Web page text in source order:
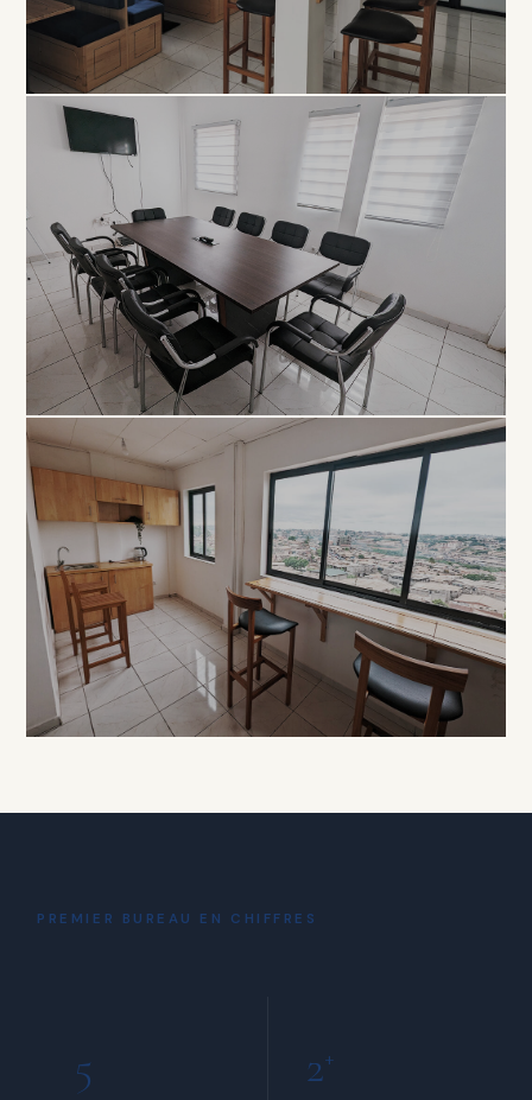
COLLABORATIF
Open
Space
À PARTIR DE 5 000 FCFA / JOUR
PROFESSIONNEL
Salle de
Réunion
À PARTIR DE 15 000 FCFA / HEURE
Coin Café
INCLUS POUR TOUS LES MEMBRES
PREMIER BUREAU EN CHIFFRES
5 2+